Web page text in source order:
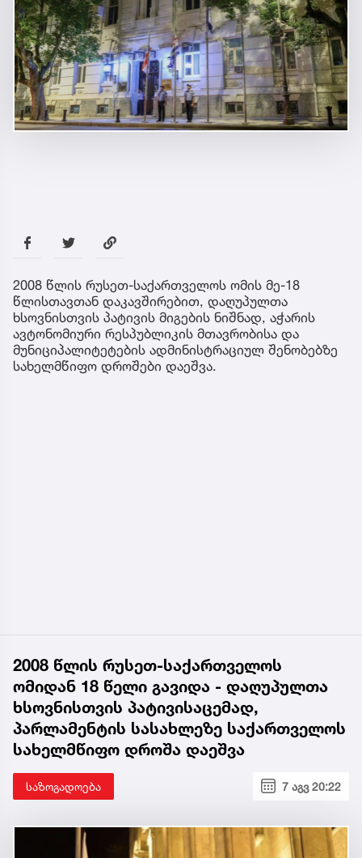
2008 წლის რუსეთ-საქართველოს ომის მე-18
წლისთავთან დაკავშირებით, დაღუპულთა
ხსოვნისთვის პატივის მიგების ნიშნად, აჭარის
ავტონომიური რესპუბლიკის მთავრობისა და
მუნიციპალიტეტების ადმინისტრაციულ შენობებზე
სახელმწიფო დროშები დაეშვა.
2008 წლის რუსეთ-საქართველოს
ომიდან 18 წელი გავიდა - დაღუპულთა
ხსოვნისთვის პატივისაცემად,
პარლამენტის სასახლეზე საქართველოს
სახელმწიფო დროშა დაეშვა
საზოგადოება 7 აგვ 20:22